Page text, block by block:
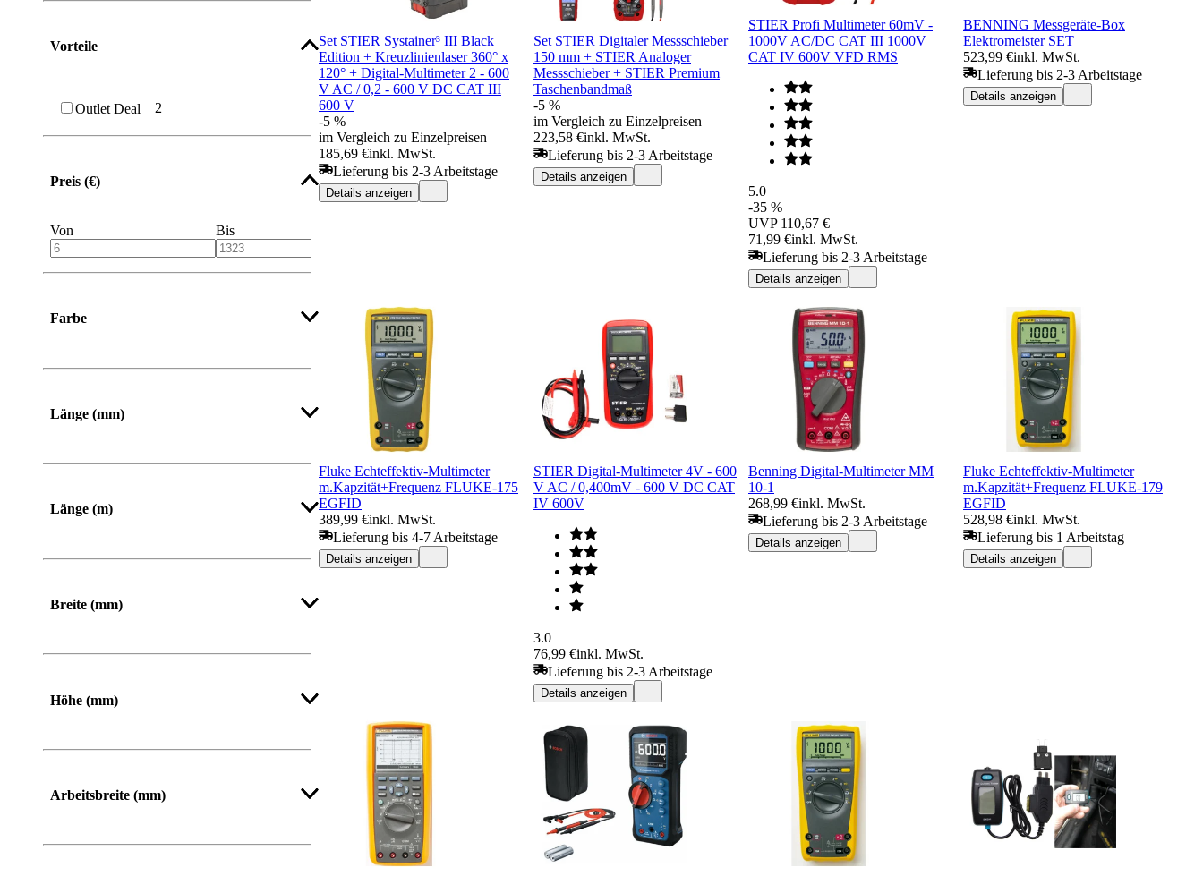
Vorteile
Outlet Deal 2
Preis (€)
Von Bis
Farbe
Länge (mm)
Von Bis
Länge (m)
Breite (mm)
Von Bis
Höhe (mm)
Von Bis
Arbeitsbreite (mm)
Set STIER Systainer³ III Black
Edition + Kreuzlinienlaser 360° x
120° + Digital-Multimeter 2 - 600
V AC / 0,2 - 600 V DC CAT III
600 V
-5 %
im Vergleich zu Einzelpreisen
185,69 €inkl. MwSt.
Lieferung bis 2-3 Arbeitstage
Details anzeigen
Set STIER Digitaler Messschieber
150 mm + STIER Analoger
Messschieber + STIER Premium
Taschenbandmaß
-5 %
im Vergleich zu Einzelpreisen
223,58 €inkl. MwSt.
Lieferung bis 2-3 Arbeitstage
Details anzeigen
STIER Profi Multimeter 60mV -
1000V AC/DC CAT III 1000V
CAT IV 600V VFD RMS
5.0
-35 %
UVP 110,67 €
71,99 €inkl. MwSt.
Lieferung bis 2-3 Arbeitstage
Details anzeigen
BENNING Messgeräte-Box
Elektromeister SET
523,99 €inkl. MwSt.
Lieferung bis 2-3 Arbeitstage
Details anzeigen
Fluke Echteffektiv-Multimeter
m.Kapzität+Frequenz FLUKE-175
EGFID
389,99 €inkl. MwSt.
Lieferung bis 4-7 Arbeitstage
Details anzeigen
STIER Digital-Multimeter 4V - 600
V AC / 0,400mV - 600 V DC CAT
IV 600V
3.0
76,99 €inkl. MwSt.
Lieferung bis 2-3 Arbeitstage
Details anzeigen
Benning Digital-Multimeter MM
10-1
268,99 €inkl. MwSt.
Lieferung bis 2-3 Arbeitstage
Details anzeigen
Fluke Echteffektiv-Multimeter
m.Kapzität+Frequenz FLUKE-179
EGFID
528,98 €inkl. MwSt.
Lieferung bis 1 Arbeitstag
Details anzeigen